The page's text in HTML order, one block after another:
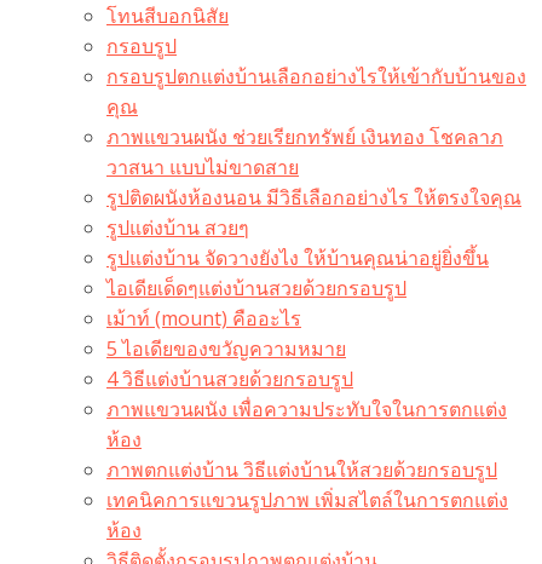
โทนสีบอกนิสัย
กรอบรูป
กรอบรูปตกแต่งบ้านเลือกอย่างไรให้เข้ากับบ้านของ
คุณ
ภาพแขวนผนัง ช่วยเรียกทรัพย์ เงินทอง โชคลาภ
วาสนา แบบไม่ขาดสาย
รูปติดผนังห้องนอน มีวิธีเลือกอย่างไร ให้ตรงใจคุณ
รูปแต่งบ้าน สวยๆ
รูปแต่งบ้าน จัดวางยังไง ให้บ้านคุณน่าอยู่ยิ่งขึ้น
ไอเดียเด็ดๆแต่งบ้านสวยด้วยกรอบรูป
เม้าท์ (mount) คืออะไร​
5 ไอเดียของขวัญความหมาย
4 วิธีแต่งบ้านสวยด้วยกรอบรูป
ภาพแขวนผนัง เพื่อความประทับใจในการตกแต่ง
ห้อง
ภาพตกแต่งบ้าน วิธีแต่งบ้านให้สวยด้วยกรอบรูป
เทคนิคการแขวนรูปภาพ เพิ่มสไตล์ในการตกแต่ง
ห้อง